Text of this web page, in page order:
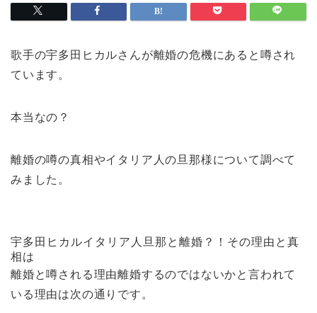
歌手の宇多田ヒカルさんが離婚の危機にあると噂され
ています。
本当なの？
離婚の噂の真相やイタリア人の旦那様について調べて
みました。
宇多田ヒカルイタリア人旦那と離婚？！その理由と真
相は
離婚と噂される理由離婚するのではないかと言われて
いる理由は次の通りです。